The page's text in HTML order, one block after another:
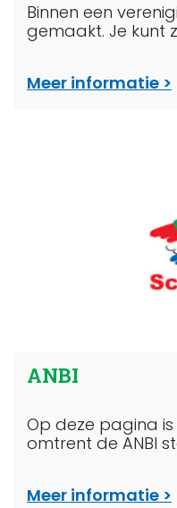
Binnen een
gemaakt. Je kunt
Meer informatie
ANBI
Op deze pagina
omtrent de ANBI
Meer informatie